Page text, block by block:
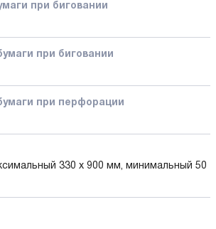
при биговании
при биговании
при перфорации
330 х 900 мм, минимальный 50